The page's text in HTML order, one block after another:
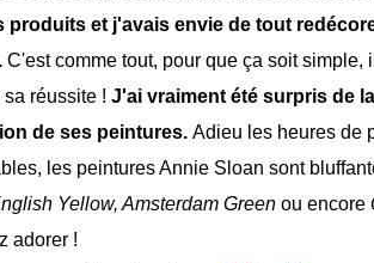
produits et j'avais envie de tout
C'est comme tout, pour que ça soit simple,
réussite ! J'ai vraiment été surpris de
de ses peintures. Adieu les heures de
les peintures Annie Sloan sont
Yellow, Amsterdam Green ou encore
adorer !